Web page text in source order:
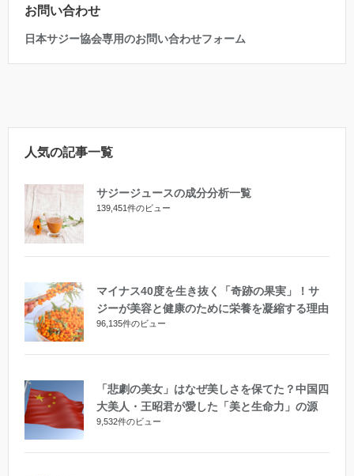
お問い合わせ
日本サジー協会専用のお問い合わせフォーム
人気の記事一覧
サジージュースの成分分析一覧
139,451件のビュー
マイナス40度を生き抜く「奇跡の果実」！サ
ジーが美容と健康のために栄養を凝縮する理由
96,135件のビュー
「悲劇の美女」はなぜ美しさを保てた？中国四
大美人・王昭君が愛した「美と生命力」の源
9,532件のビュー